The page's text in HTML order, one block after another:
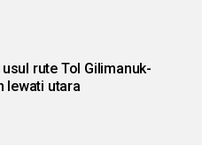
rute Tol Gilimanuk-
lewati utara